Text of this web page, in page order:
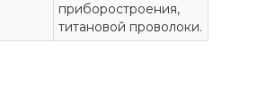
приборостроения,
титановой проволоки.